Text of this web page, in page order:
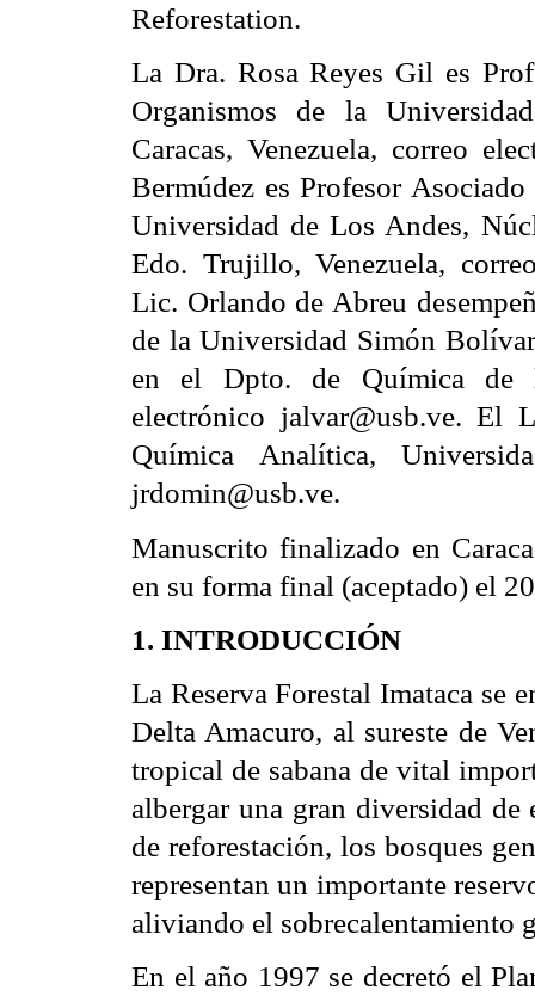
Reforestation.
La Dra. Rosa Reyes Gil es
Organismos de la
Caracas, Venezuela, correo
Bermúdez es Profesor
Universidad de Los Andes,
Edo. Trujillo, Venezuela,
Lic. Orlando de Abreu
de la Universidad Simón
en el Dpto. de Química de
electrónico jalvar@usb.ve. El
Química Analítica,
jrdomin@usb.ve.
Manuscrito finalizado en
en su forma final (aceptado) el
1. INTRODUCCIÓN
La Reserva Forestal Imataca se
Delta Amacuro, al sureste de
tropical de sabana de vital
albergar una gran diversidad de
de reforestación, los bosques
representan un importante
aliviando el sobrecalentamiento
En el año 1997 se decretó el